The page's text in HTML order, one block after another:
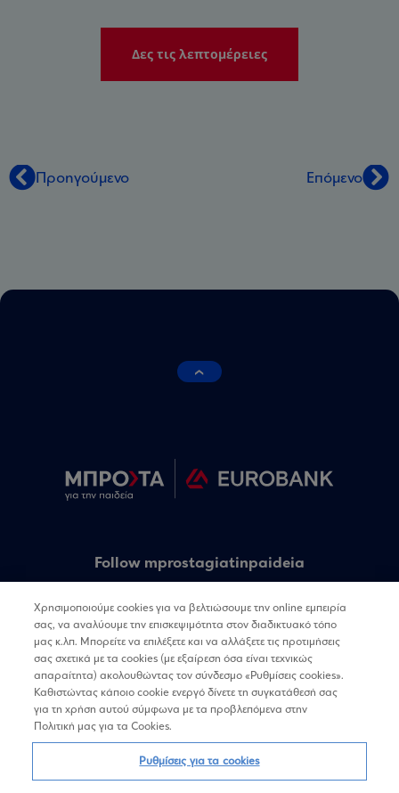
Δες τις λεπτομέρειες
Προηγούμενο Επόμενο
Follow mprostagiatinpaideia
Follow linq
Όροι χρήσηςΠολιτική ΑπορρήτουΕπικοινωνία
Χρησιμοποιούμε cookies για να βελτιώσουμε την online εμπειρία
σας, να αναλύουμε την επισκεψιμότητα στον διαδικτυακό τόπο
μας κ.λπ. Μπορείτε να επιλέξετε και να αλλάξετε τις προτιμήσεις
σας σχετικά με τα cookies (με εξαίρεση όσα είναι τεχνικώς
απαραίτητα) ακολουθώντας τον σύνδεσμο «Ρυθμίσεις cookies».
Καθιστώντας κάποιο cookie ενεργό δίνετε τη συγκατάθεσή σας
για τη χρήση αυτού σύμφωνα με τα προβλεπόμενα στην
Πολιτική μας για τα Cookies.
Ρυθμίσεις για τα cookies